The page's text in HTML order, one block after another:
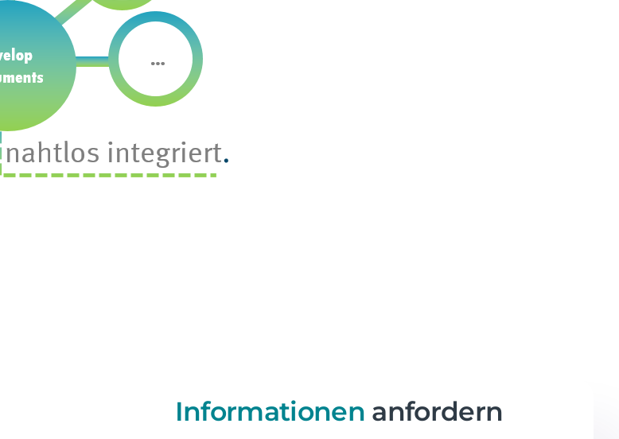
Informationen anfordern